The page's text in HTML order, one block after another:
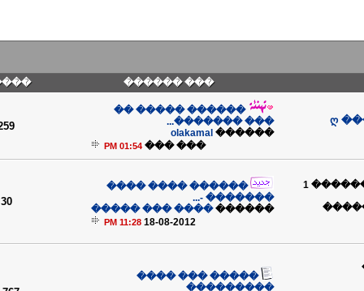
��� ������
ღ
������ ����� ��
��� �������...
������
olakamal
��� ���
01:54 PM
(������ 1
����
������ ���� ����
������� -...
������
���� ��� �����
18-08-2012
11:28 PM
30
����� ��� ����
���������